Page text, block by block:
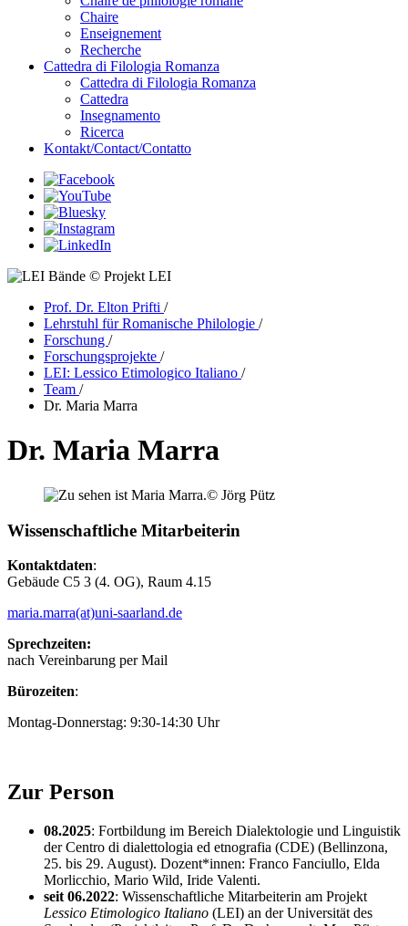
Chaire
Enseignement
Recherche
Cattedra di Filologia Romanza
Cattedra di Filologia Romanza
Cattedra
Insegnamento
Ricerca
Kontakt/Contact/Contatto
© Projekt LEI
Prof. Dr. Elton Prifti /
Lehrstuhl für Romanische Philologie /
Forschung /
Forschungsprojekte /
LEI: Lessico Etimologico Italiano /
Team /
Dr. Maria Marra
Dr. Maria Marra
© Jörg Pütz
Wissenschaftliche Mitarbeiterin
Kontaktdaten:
Gebäude C5 3 (4. OG), Raum 4.15
maria.marra(at)uni-saarland.de
Sprechzeiten:
nach Vereinbarung per Mail
Bürozeiten:
Montag-Donnerstag: 9:30-14:30 Uhr
Zur Person
08.2025: Fortbildung im Bereich Dialektologie und Linguistik
der Centro di dialettologia ed etnografia (CDE) (Bellinzona,
25. bis 29. August). Dozent*innen: Franco Fanciullo, Elda
Morlicchio, Mario Wild, Iride Valenti.
seit 06.2022: Wissenschaftliche Mitarbeiterin am Projekt
Lessico Etimologico Italiano (LEI) an der Universität des